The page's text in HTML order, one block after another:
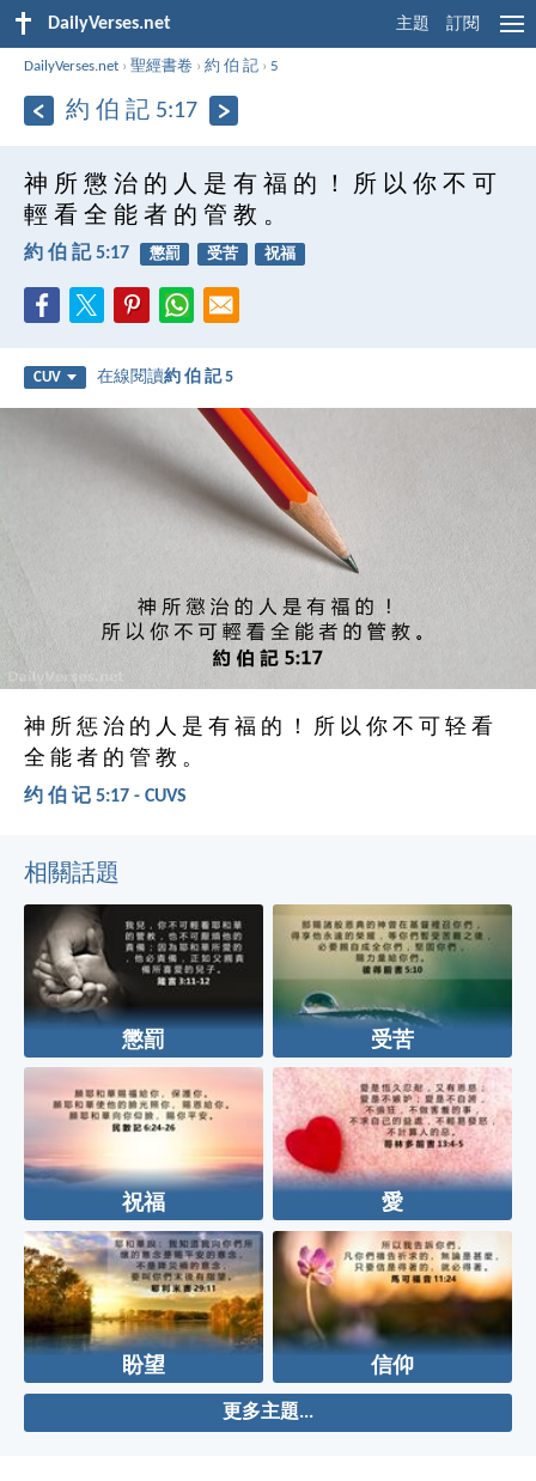
DailyVerses.net 主題 訂閱
DailyVerses.net ›聖經書卷 ›約 伯 記 ›5
約 伯 記 5:17
神 所 懲 治 的 人 是 有 福 的 ！ 所 以 你 不 可
輕 看 全 能 者 的 管 教 。
約 伯 記 5:17 懲罰 受苦 祝福
CUV 在線閱讀約 伯 記 5
神 所 惩 治 的 人 是 有 福 的 ！ 所 以 你 不 可 轻 看
全 能 者 的 管 教 。
约 伯 记 5:17 - CUVS
相關話題
懲罰 受苦
祝福 愛
盼望 信仰
更多主題...